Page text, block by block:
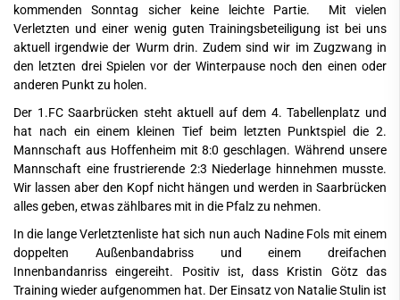
kommenden Sonntag sicher keine leichte Partie. Mit vielen
Verletzten und einer wenig guten Trainingsbeteiligung ist bei uns
aktuell irgendwie der Wurm drin. Zudem sind wir im Zugzwang in
den letzten drei Spielen vor der Winterpause noch den einen oder
anderen Punkt zu holen.
Der 1.FC Saarbrücken steht aktuell auf dem 4. Tabellenplatz und
hat nach ein einem kleinen Tief beim letzten Punktspiel die 2.
Mannschaft aus Hoffenheim mit 8:0 geschlagen. Während unsere
Mannschaft eine frustrierende 2:3 Niederlage hinnehmen musste.
Wir lassen aber den Kopf nicht hängen und werden in Saarbrücken
alles geben, etwas zählbares mit in die Pfalz zu nehmen.
In die lange Verletztenliste hat sich nun auch Nadine Fols mit einem
doppelten Außenbandabriss und einem dreifachen
Innenbandanriss eingereiht. Positiv ist, dass Kristin Götz das
Training wieder aufgenommen hat. Der Einsatz von Natalie Stulin ist